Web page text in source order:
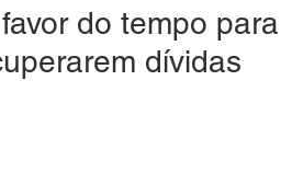
do tempo para
dívidas